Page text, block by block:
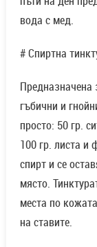
вода с мед.
# Спиртна
Предназначена
гъбични и
просто: 50 гр.
100 гр. листа и
спирт и се
място.
места по
на ставите.